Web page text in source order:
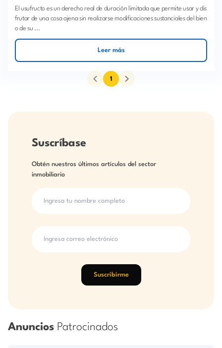
El usufructo es un derecho real de duración limitada que permite usar y dis
frutar de una cosa ajena sin realizarse modificaciones sustanciales del bien
o de su ...
Leer más
1
Suscríbase
Obtén nuestros últimos artículos del sector
inmobiliario
Suscribirme
Anuncios Patrocinados